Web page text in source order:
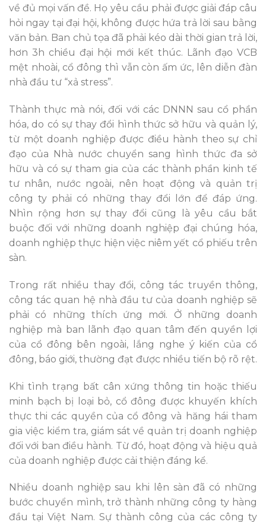
về đủ mọi vấn đề. Họ yêu cầu phải được giải đáp câu
hỏi ngay tại đại hội, không được hứa trả lời sau bằng
văn bản. Ban chủ tọa đã phải kéo dài thời gian trả lời,
hơn 3h chiều đại hội mới kết thúc. Lãnh đạo VCB
mệt nhoài, cổ đông thì vẫn còn ấm ức, lên diễn đàn
nhà đầu tư “xả stress”.
Thành thực mà nói, đối với các DNNN sau cổ phần
hóa, do có sự thay đổi hình thức sở hữu và quản lý,
từ một doanh nghiệp được điều hành theo sự chỉ
đạo của Nhà nước chuyển sang hình thức đa sở
hữu và có sự tham gia của các thành phần kinh tế
tư nhân, nước ngoài, nên hoạt động và quản trị
công ty phải có những thay đổi lớn để đáp ứng.
Nhìn rộng hơn sự thay đổi cũng là yêu cầu bắt
buộc đối với những doanh nghiệp đại chúng hóa,
doanh nghiệp thực hiện việc niêm yết cổ phiếu trên
sàn.
Trong rất nhiều thay đổi, công tác truyền thông,
công tác quan hệ nhà đầu tư của doanh nghiệp sẽ
phải có những thích ứng mới. Ở những doanh
nghiệp mà ban lãnh đạo quan tâm đến quyền lợi
của cổ đông bên ngoài, lắng nghe ý kiến của cổ
đông, báo giới, thường đạt được nhiều tiến bộ rõ rệt.
Khi tình trạng bất cân xứng thông tin hoặc thiếu
minh bạch bị loại bỏ, cổ đông được khuyến khích
thực thi các quyền của cổ đông và hăng hái tham
gia việc kiểm tra, giám sát về quản trị doanh nghiệp
đối với ban điều hành. Từ đó, hoạt động và hiệu quả
của doanh nghiệp được cải thiện đáng kể.
Nhiều doanh nghiệp sau khi lên sàn đã có những
bước chuyển mình, trở thành những công ty hàng
đầu tại Việt Nam. Sự thành công của các công ty